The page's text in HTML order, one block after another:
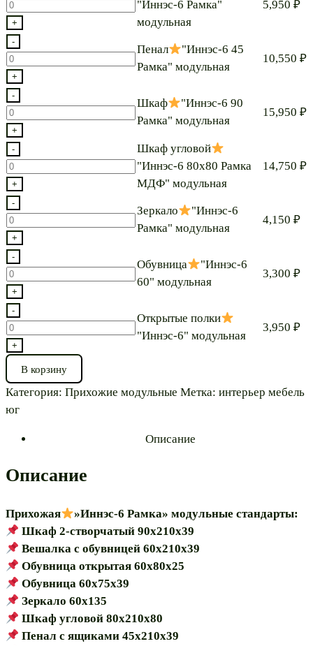
"Иннэс-6
60
Рамка"
модульная
Количество
товара
Вешалка
с
обувницей
"Иннэс-6
Рамка"
модульная
+
"Иннэс-6 Рамка"
модульная
5,950 ₽
-
Количество
товара
Пенал
"Иннэс-6
45
Рамка"
модульная
+
Пенал
"Иннэс-6 45
Рамка" модульная
10,550 ₽
-
Количество
товара
Шкаф
"Иннэс-6
90
Рамка"
модульная
+
Шкаф
"Иннэс-6 90
Рамка" модульная
15,950 ₽
-
Количество
товара
Шкаф
угловой
"Иннэс-6
80х80
Рамка
МДФ"
модульная
+
Шкаф угловой
"Иннэс-6 80х80 Рамка
МДФ" модульная
14,750 ₽
-
Количество
товара
Зеркало
"Иннэс-6
Рамка"
модульная
+
Зеркало
"Иннэс-6
Рамка" модульная
4,150 ₽
-
Количество
товара
Обувница
"Иннэс-6
60"
модульная
+
Обувница
"Иннэс-6
60" модульная
3,300 ₽
-
Количество
товара
Открытые
полки
"Иннэс-6"
+
Открытые полки
"Иннэс-6" модульная
3,950 ₽
В корзину
Категория: Прихожие модульные Метка: интерьер мебель
юг
Описание
Описание
Прихожая
»Иннэс-6 Рамка» модульные стандарты:
Шкаф 2-створчатый 90х210х39
Вешалка с обувницей 60х210х39
Обувница открытая 60х80х25
Обувница 60х75х39
Зеркало 60х135
Шкаф угловой 80х210х80
Пенал с ящиками 45х210х39